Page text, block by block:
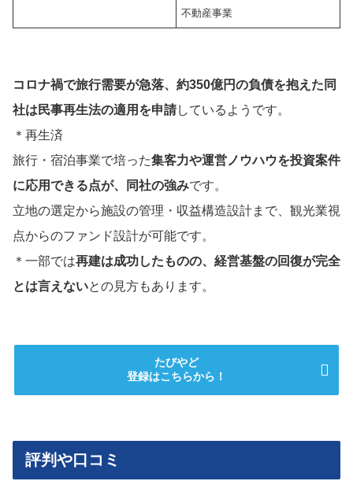
不動産事業
コロナ禍で旅行需要が急落、約350億円の負債を抱えた同
社は民事再生法の適用を申請しているようです。
＊再生済
旅行・宿泊事業で培った集客力や運営ノウハウを投資案件
に応用できる点が、同社の強みです。
立地の選定から施設の管理・収益構造設計まで、観光業視
点からのファンド設計が可能です。
＊一部では再建は成功したものの、経営基盤の回復が完全
とは言えないとの見方もあります。
たびやど
登録はこちらから！
評判や口コミ